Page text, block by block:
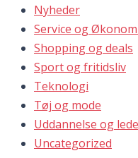
Nyheder
Service og
Shopping og deals
Sport og fritidsliv
Teknologi
Tøj og mode
Uddannelse og
Uncategorized